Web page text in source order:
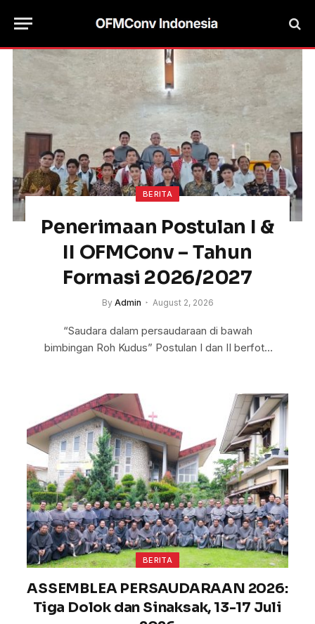
BERITA
Penerimaan Postulan I &
II OFMConv – Tahun
Formasi 2026/2027
By Admin August 2, 2026
“Saudara dalam persaudaraan di bawah
bimbingan Roh Kudus” Postulan I dan II berfoto
BERITA
ASSEMBLEA PERSAUDARAAN 2026:
Tiga Dolok dan Sinaksak, 13-17 Juli